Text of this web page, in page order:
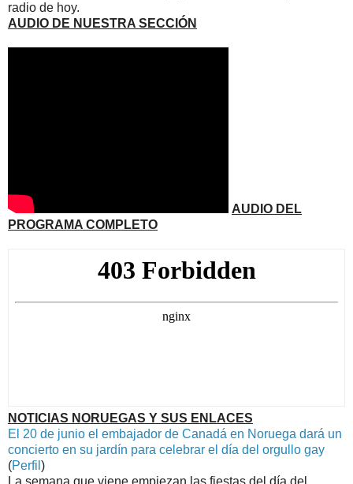
radio de hoy.
AUDIO DE NUESTRA SECCIÓN
AUDIO DEL
PROGRAMA COMPLETO
NOTICIAS NORUEGAS Y SUS ENLACES
El 20 de junio el embajador de Canadá en Noruega dará un
concierto en su jardín para celebrar el día del orgullo gay
(Perfil )